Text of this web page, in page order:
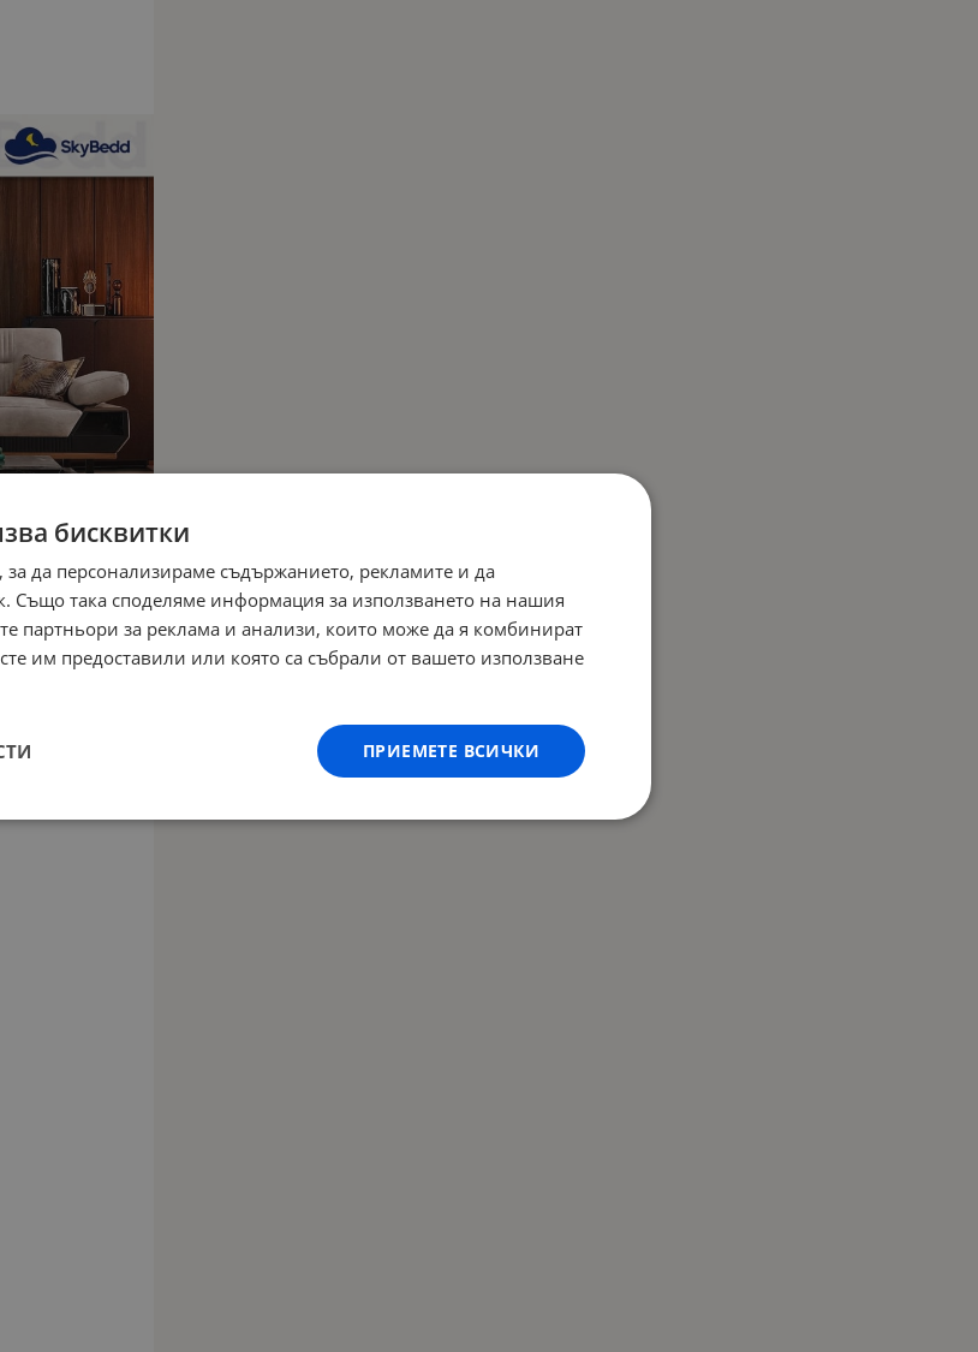
бисквитки
да персонализираме съдържанието, рекламите и да
Също така споделяме информация за използването на нашия
партньори за реклама и анализи, които може да я комбинират
им предоставили или която са събрали от вашето използване
ПРИЕМЕТЕ ВСИЧКИ